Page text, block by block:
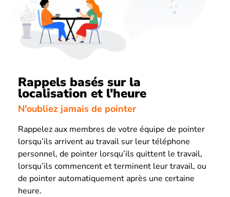
Rappels basés sur la
localisation et l'heure
N'oubliez jamais de pointer
Rappelez aux membres de votre équipe de pointer
lorsqu’ils arrivent au travail sur leur téléphone
personnel, de pointer lorsqu’ils quittent le travail,
lorsqu’ils commencent et terminent leur travail, ou
de pointer automatiquement après une certaine
heure.